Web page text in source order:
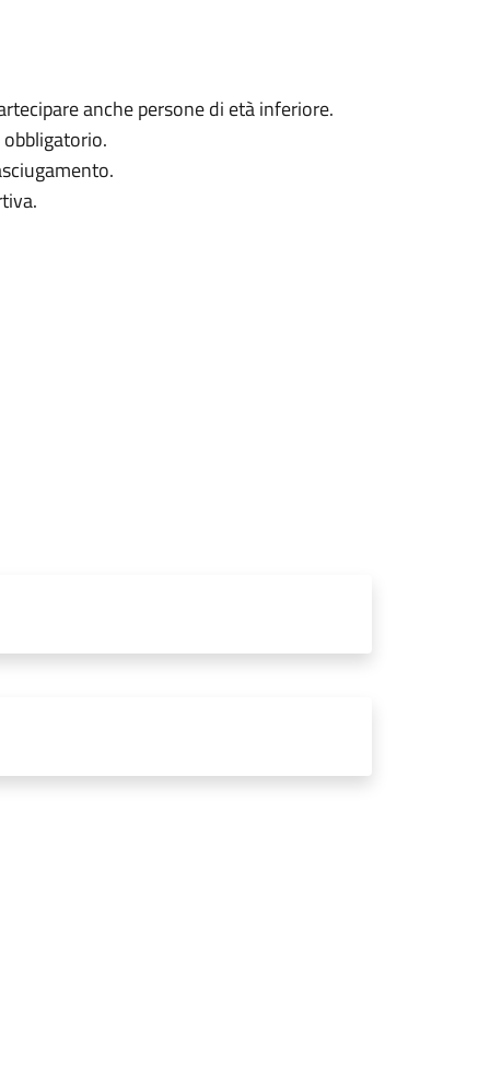
anche persone di età inferiore.